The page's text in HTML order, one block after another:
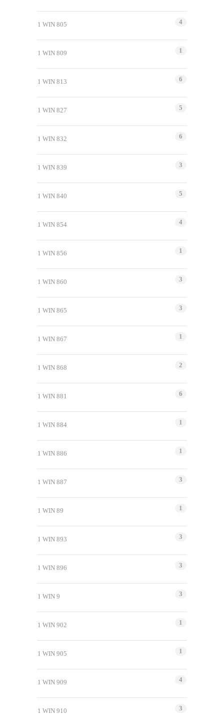
1 WIN 805 4
1 WIN 809 1
1 WIN 813 6
1 WIN 827 5
1 WIN 832 6
1 WIN 839 3
1 WIN 840 5
1 WIN 854 4
1 WIN 856 1
1 WIN 860 3
1 WIN 865 3
1 WIN 867 1
1 WIN 868 2
1 WIN 881 6
1 WIN 884 1
1 WIN 886 1
1 WIN 887 3
1 WIN 89 1
1 WIN 893 3
1 WIN 896 3
1 WIN 9 3
1 WIN 902 1
1 WIN 905 1
1 WIN 909 4
1 WIN 910 3